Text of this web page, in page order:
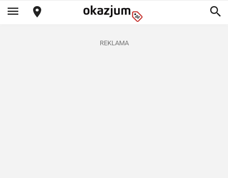
REKLAMA